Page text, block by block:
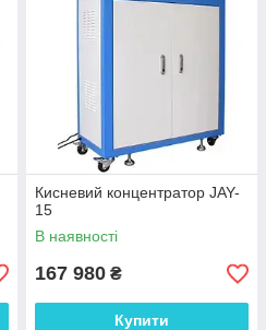
Кисневий концентратор JAY-
15
В наявності
167 980 ₴
Купити